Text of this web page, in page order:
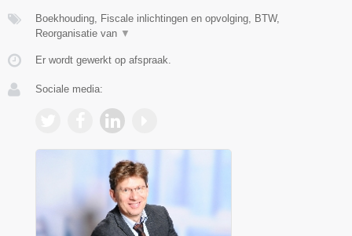
Boekhouding, Fiscale inlichtingen en opvolging, BTW,
Reorganisatie van ▼
Er wordt gewerkt op afspraak.
Sociale media: